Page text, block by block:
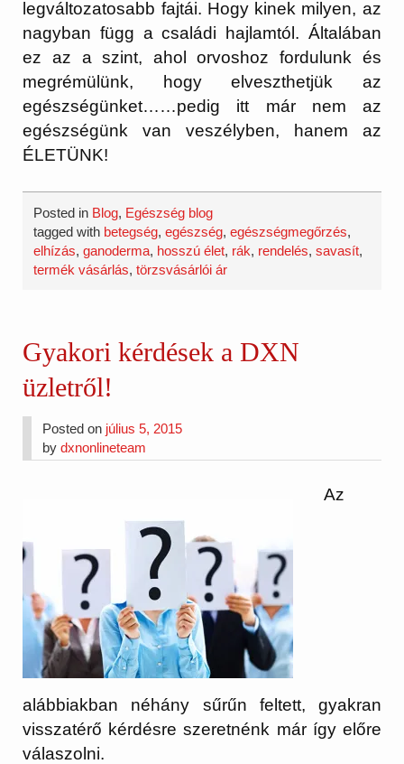
legváltozatosabb fajtái. Hogy kinek milyen, az
nagyban függ a családi hajlamtól. Általában
ez az a szint, ahol orvoshoz fordulunk és
megrémülünk, hogy elveszthetjük az
egészségünket……pedig itt már nem az
egészségünk van veszélyben, hanem az
ÉLETÜNK!
Posted in Blog, Egészség blog
tagged with betegség,egészség,egészségmegőrzés,
elhízás,ganoderma, hosszú élet, rák, rendelés,savasít,
termék vásárlás,törzsvásárlói ár
Gyakori kérdések a DXN
üzletről!
Posted on július 5, 2015
bydxnonlineteam
Az
alábbiakban néhány sűrűn feltett, gyakran
visszatérő kérdésre szeretnénk már így előre
válaszolni.